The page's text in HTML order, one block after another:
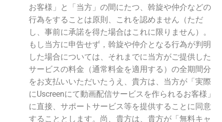
お客様」と「当方」の間にたつ、斡旋や仲介などの
行為をすることは原則、これを認めません（ただ
し、事前に承諾を得た場合はこれに限りません）。
もし当方に申告せず，斡旋や仲介となる行為が判明
した場合については、それまでに当方がご提供した
サービスの料金（通常料金を適用する）の全期間分
をお支払いいただいたうえ、貴方は、当方が「実際
にUscreenにて動画配信サービスを作られるお客様」
に直接、サポートサービス等を提供することに同意
することとします。尚、貴方は、貴方が「無料キャ